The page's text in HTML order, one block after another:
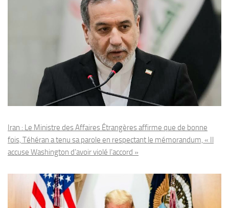
Iran : Le Ministre des Affaires Étrangères affirme que de bonne
fois, Téhéran a tenu sa parole en respectant le mémorandum, « Il
accuse Washington d’avoir violé l’accord »